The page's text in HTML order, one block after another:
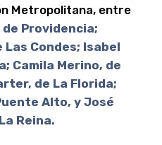
Metropolitana, entre
Providencia;
Las Condes; Isabel
Camila Merino, de
de La Florida;
Alto, y José
Reina.